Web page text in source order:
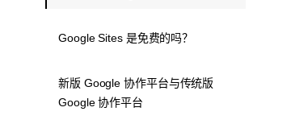
Google Sites 是免费的吗？
新版 Google 协作平台与传统版
Google 协作平台